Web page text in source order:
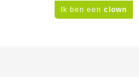
Ik ben een clown